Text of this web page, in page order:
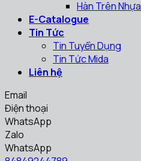
Hàn Trên Nhựa
E-Catalogue
Tin Tức
Tin Tuyển Dụng
Tin Tức Mida
Liên hệ
Email
Điện thoại
WhatsApp
Zalo
WhatsApp